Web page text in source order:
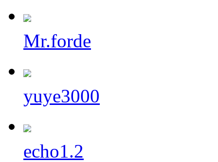
Mr.forde
yuye3000
echo1.2